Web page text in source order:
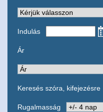
Indulás
Ár
Keresés szóra, kifejezésre
Rugalmasság